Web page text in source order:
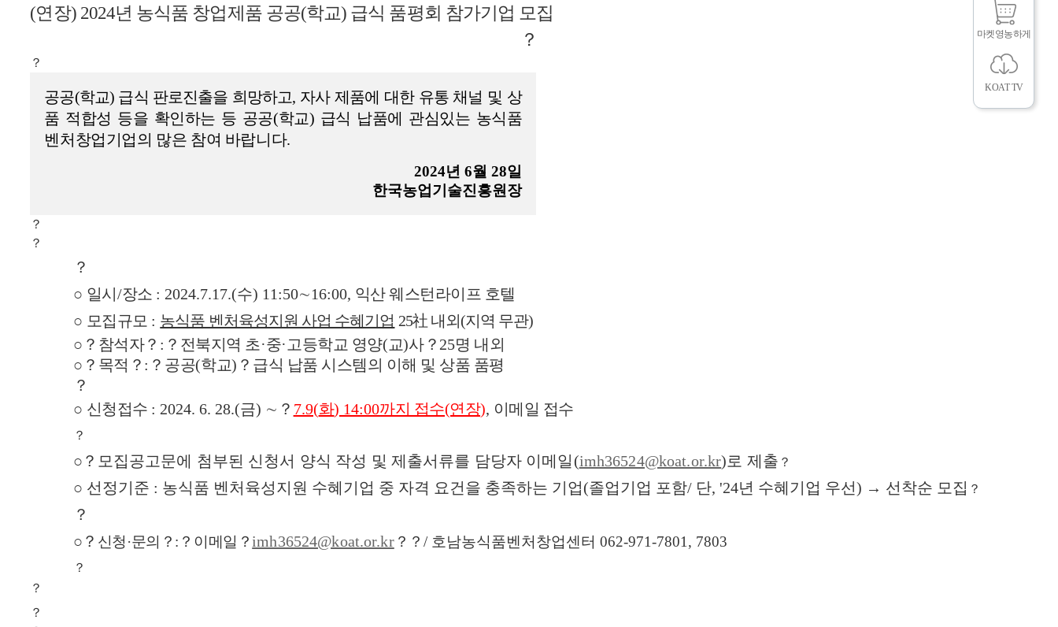
(연장) 2024년 농식품 창업제품 공공(학교) 급식 품평회 참가기업 모집
？
？
공공(학교) 급식 판로진출을 희망하고, 자사 제품에 대한 유통 채널 및 상
품 적합성 등을 확인하는 등 공공(학교) 급식 납품에 관심있는 농식품
벤처창업기업의 많은 참여 바랍니다.
2024년6월28일
한국농업기술진흥원장
？
？
？
○ 일시 /장소 : 2024.7.17.(수) 11:50∼16:00, 익산 웨스턴라이프 호텔
○ 모집규모 : 농식품 벤처육성지원 사업 수혜기업 25社 내외 (지역 무관)
○？ 참석자？ :？ 전북지역 초·중· 고등학교 영양(교)사？ 25명 내외
○？ 목적？ :？ 공공(학교)？ 급식 납품 시스템의 이해 및 상품 품평
？
○ 신청접수 : 2024. 6. 28.(금) ∼ ？ 7.9(화) 14:00까지 접수(연장), 이메일 접수
？
○？ 모집공고문에 첨부된 신청서 양식 작성 및 제출서류를 담당자 이메일 (imh36524@koat.or.kr)로 제출 ？
○ 선정기준 : 농식품 벤처육성지원 수혜기업 중 자격 요건을 충족하는 기업(졸업기업 포함/ 단, '24년 수혜기업 우선) → 선착순 모집 ？
？
○？ 신청·문의？ :？ 이메일？imh36524@koat.or.kr？？ / 호남농식품벤처창업센터 062-971-7801, 7803
？
？
？
마켓영농하게
KOAT TV